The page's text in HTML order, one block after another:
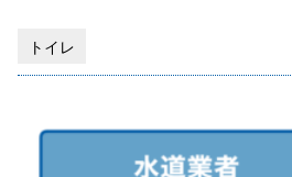
トイレ